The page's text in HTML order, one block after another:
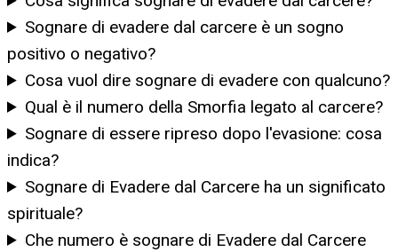
Sognare di evadere dal carcere è un sogno
positivo o negativo?
Cosa vuol dire sognare di evadere con qualcuno?
Qual è il numero della Smorfia legato al carcere?
Sognare di essere ripreso dopo l'evasione: cosa
indica?
Sognare di Evadere dal Carcere ha un significato
spirituale?
Che numero è sognare di Evadere dal Carcere